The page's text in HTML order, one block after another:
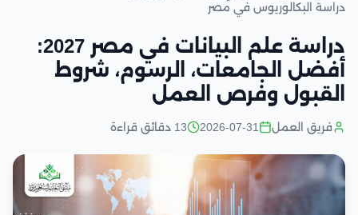
دراسة البكالوريوس في مصر
دراسة علم البيانات في مصر 2027:
أفضل الجامعات، الرسوم، شروط
القبول وفرص العمل
فريق العمل 2026-07-31 13 دقائق قراءة